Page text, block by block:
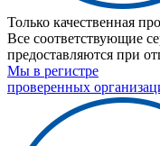
Только качественная
Все соответствующие
предоставляются при
Мы в регистре
проверенных